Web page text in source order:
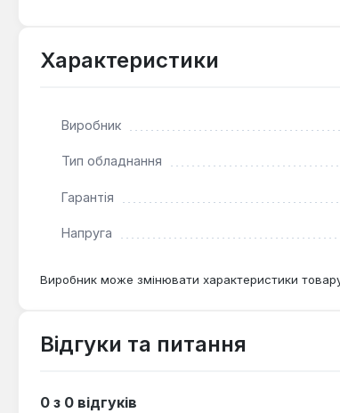
Зарядний пристрій Apro FC20S є практичним
Характеристики
Виробник
Тип обладнання
Гарантія
Напруга
Виробник може змінювати характеристики
Відгуки та питання
0 з 0 відгуків